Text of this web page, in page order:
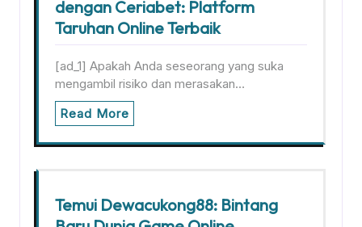
dengan Ceriabet: Platform
Taruhan Online Terbaik
[ad_1] Apakah Anda seseorang yang suka
mengambil risiko dan merasakan…
Read More
Temui Dewacukong88: Bintang